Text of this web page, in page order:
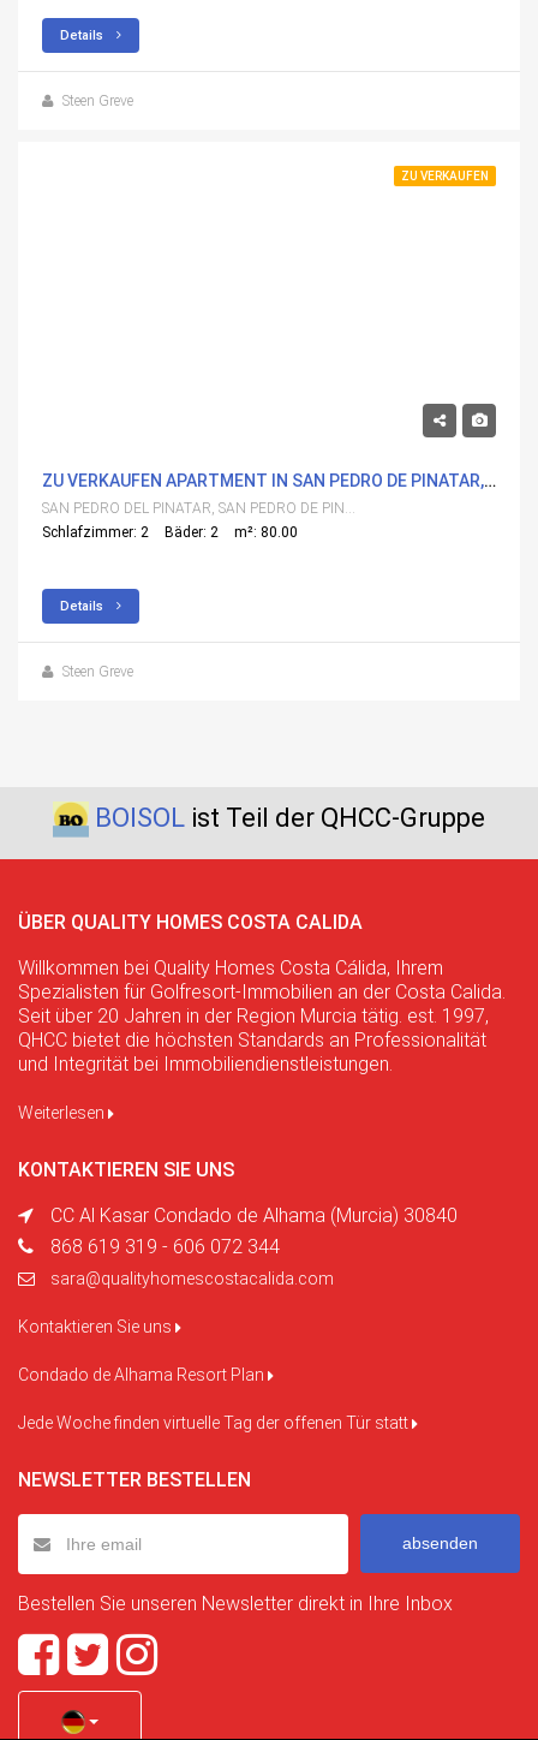
Details
Steen Greve
ZU VERKAUFEN
ZU VERKAUFEN APARTMENT IN SAN PEDRO DE PINATAR, SAN PEDRO DEL PINATAR MIT POOL
SAN PEDRO DEL PINATAR, SAN PEDRO DE PINATAR
Schlafzimmer: 2
Bäder: 2 m²: 80.00
Details
Steen Greve
BOISOL ist Teil der QHCC-Gruppe
ÜBER QUALITY HOMES COSTA CALIDA
Willkommen bei Quality Homes Costa Cálida, Ihrem
Spezialisten für Golfresort-Immobilien an der Costa Calida.
Seit über 20 Jahren in der Region Murcia tätig. est. 1997,
QHCC bietet die höchsten Standards an Professionalität
und Integrität bei Immobiliendienstleistungen.
Weiterlesen
KONTAKTIEREN SIE UNS
CC Al Kasar Condado de Alhama (Murcia) 30840
868 619 319 - 606 072 344
sara@qualityhomescostacalida.com
Kontaktieren Sie uns
Condado de Alhama Resort Plan
Jede Woche finden virtuelle Tag der offenen Tür statt
NEWSLETTER BESTELLEN
absenden
Bestellen Sie unseren Newsletter direkt in Ihre Inbox